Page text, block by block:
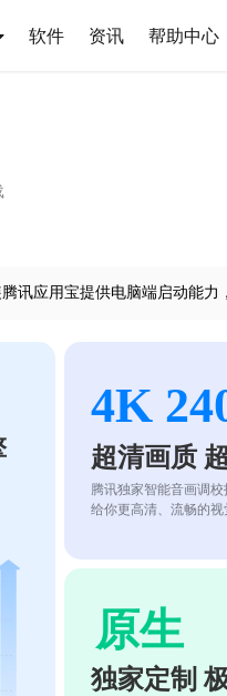
软件 资讯 帮助中心
讯应用宝提供电脑端启动能
4K
超清画质
腾讯独家智能音画调校
给你更高清、流畅的视
原生
独家定制